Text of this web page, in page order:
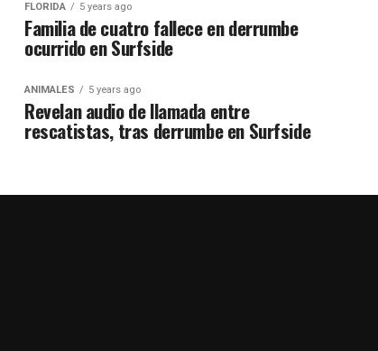
FLORIDA 5 years ago
Familia de cuatro fallece en derrumbe
ocurrido en Surfside
ANIMALES 5 years ago
Revelan audio de llamada entre
rescatistas, tras derrumbe en Surfside